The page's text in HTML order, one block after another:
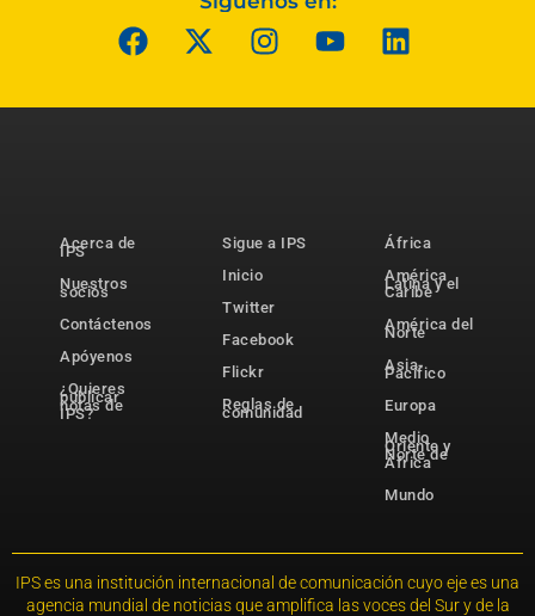
Acerca de
IPS
Nuestros
socios
Contáctenos
Apóyenos
¿Quieres
publicar
notas de
IPS?
Sigue a IPS
Inicio
Twitter
Facebook
Flickr
Reglas de
comunidad
África
América
Latina y el
Caribe
América del
Norte
Asia-
Pacífico
Europa
Medio
Oriente y
Norte de
África
Mundo
IPS es una institución internacional de comunicación cuyo eje es una
agencia mundial de noticias que amplifica las voces del Sur y de la